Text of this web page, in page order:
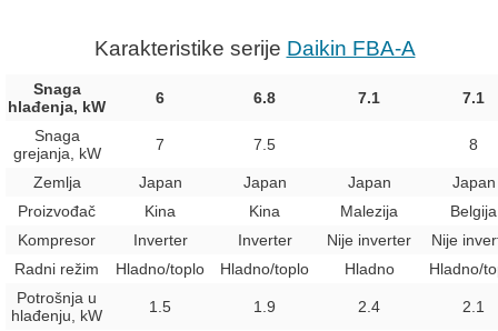
Karakteristike serije Daikin FBA-A
Snaga
hlađenja, kW
6 6.8 7.1 7.1
Snaga
grejanja, kW
7 7.5 8
Zemlja Japan Japan Japan
Japan
Proizvođač
Kina Kina Malezija
Belgija
Kompresor
Inverter Inverter Nije inverter
Nije
Radni režim
Hladno/toplo Hladno/toplo Hladno
Hladno/
Potrošnja u
hlađenju, kW
1.5 1.9 2.4 2.1